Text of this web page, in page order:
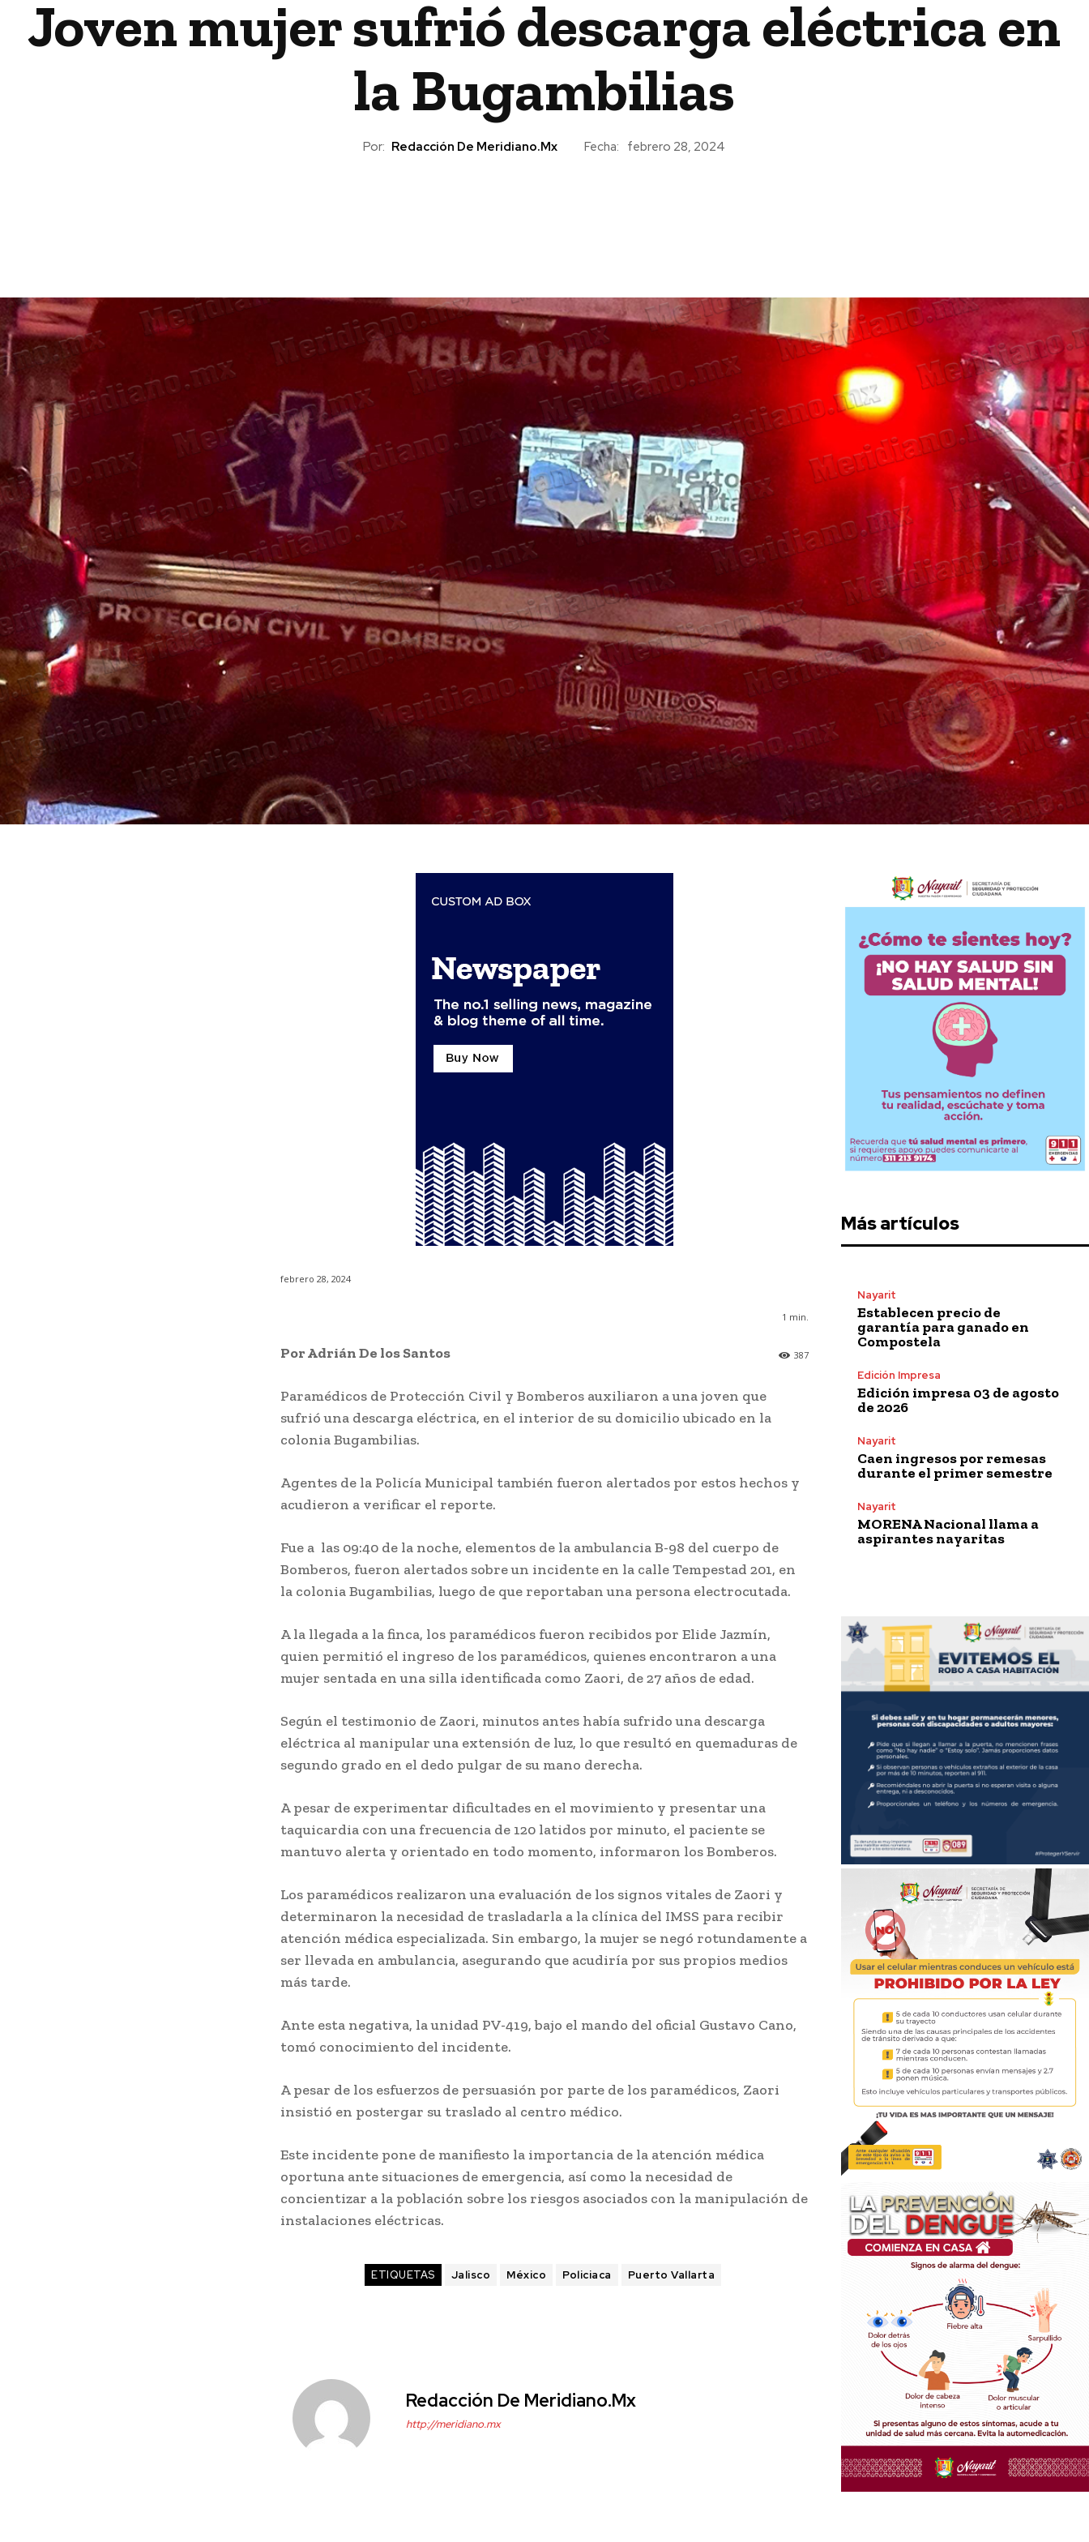
Joven mujer sufrió descarga eléctrica en
la Bugambilias
Por: Redacción De Meridiano.mx Fecha: febrero 28, 2024
febrero 28, 2024
1 min.
387
Por Adrián De los Santos
Paramédicos de Protección Civil y Bomberos auxiliaron a una joven que
sufrió una descarga eléctrica, en el interior de su domicilio ubicado en la
colonia Bugambilias.
Agentes de la Policía Municipal también fueron alertados por estos hechos y
acudieron a verificar el reporte.
Fue a las 09:40 de la noche, elementos de la ambulancia B-98 del cuerpo de
Bomberos, fueron alertados sobre un incidente en la calle Tempestad 201, en
la colonia Bugambilias, luego de que reportaban una persona electrocutada.
A la llegada a la finca, los paramédicos fueron recibidos por Elide Jazmín,
quien permitió el ingreso de los paramédicos, quienes encontraron a una
mujer sentada en una silla identificada como Zaori, de 27 años de edad.
Según el testimonio de Zaori, minutos antes había sufrido una descarga
eléctrica al manipular una extensión de luz, lo que resultó en quemaduras de
segundo grado en el dedo pulgar de su mano derecha.
A pesar de experimentar dificultades en el movimiento y presentar una
taquicardia con una frecuencia de 120 latidos por minuto, el paciente se
mantuvo alerta y orientado en todo momento, informaron los Bomberos.
Los paramédicos realizaron una evaluación de los signos vitales de Zaori y
determinaron la necesidad de trasladarla a la clínica del IMSS para recibir
atención médica especializada. Sin embargo, la mujer se negó rotundamente a
ser llevada en ambulancia, asegurando que acudiría por sus propios medios
más tarde.
Ante esta negativa, la unidad PV-419, bajo el mando del oficial Gustavo Cano,
tomó conocimiento del incidente.
A pesar de los esfuerzos de persuasión por parte de los paramédicos, Zaori
insistió en postergar su traslado al centro médico.
Este incidente pone de manifiesto la importancia de la atención médica
oportuna ante situaciones de emergencia, así como la necesidad de
concientizar a la población sobre los riesgos asociados con la manipulación de
instalaciones eléctricas.
ETIQUETAS Jalisco México Policiaca Puerto Vallarta
Redacción De Meridiano.mx
http://meridiano.mx
Más artículos
Nayarit
Establecen precio de
garantía para ganado en
Compostela
Edición Impresa
Edición impresa 03 de agosto
de 2026
Nayarit
Caen ingresos por remesas
durante el primer semestre
Nayarit
MORENA Nacional llama a
aspirantes nayaritas